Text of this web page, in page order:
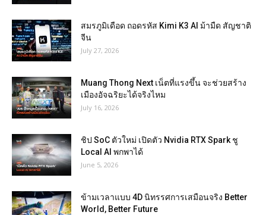
สมรภูมิเดือด ถอดรหัส Kimi K3 AI ม้ามืด สัญชาติ
จีน
July 27, 2026
Muang Thong Next เน็ตที่แรงขึ้น จะช่วยสร้าง
เมืองอัจฉริยะได้จริงไหม
July 16, 2026
ชิป SoC ตัวใหม่ เปิดตัว Nvidia RTX Spark ชู
Local AI พกพาได้
June 5, 2026
ข้ามเวลาแบบ 4D นิทรรศการเสมือนจริง Better
World, Better Future